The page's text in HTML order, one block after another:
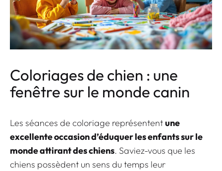
Coloriages de chien : une
fenêtre sur le monde canin
Les séances de coloriage représententune
excellente occasion d’éduquer les enfants sur le
monde attirant des chiens. Saviez-vous que les
chiens possèdent un sens du temps leur